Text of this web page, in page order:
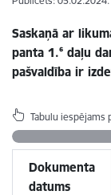
Saskaņā ar
panta 1.⁶ daļu
pašvaldība ir
Tabulu iespējams
Dokumenta
datums